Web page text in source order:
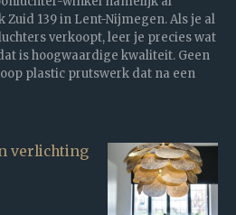
139 in Lent-Nijmegen. Als je al
verkoopt, leer je precies wat
is hoogwaardige kwaliteit. Geen
plastic prutswerk dat na een
verlichting